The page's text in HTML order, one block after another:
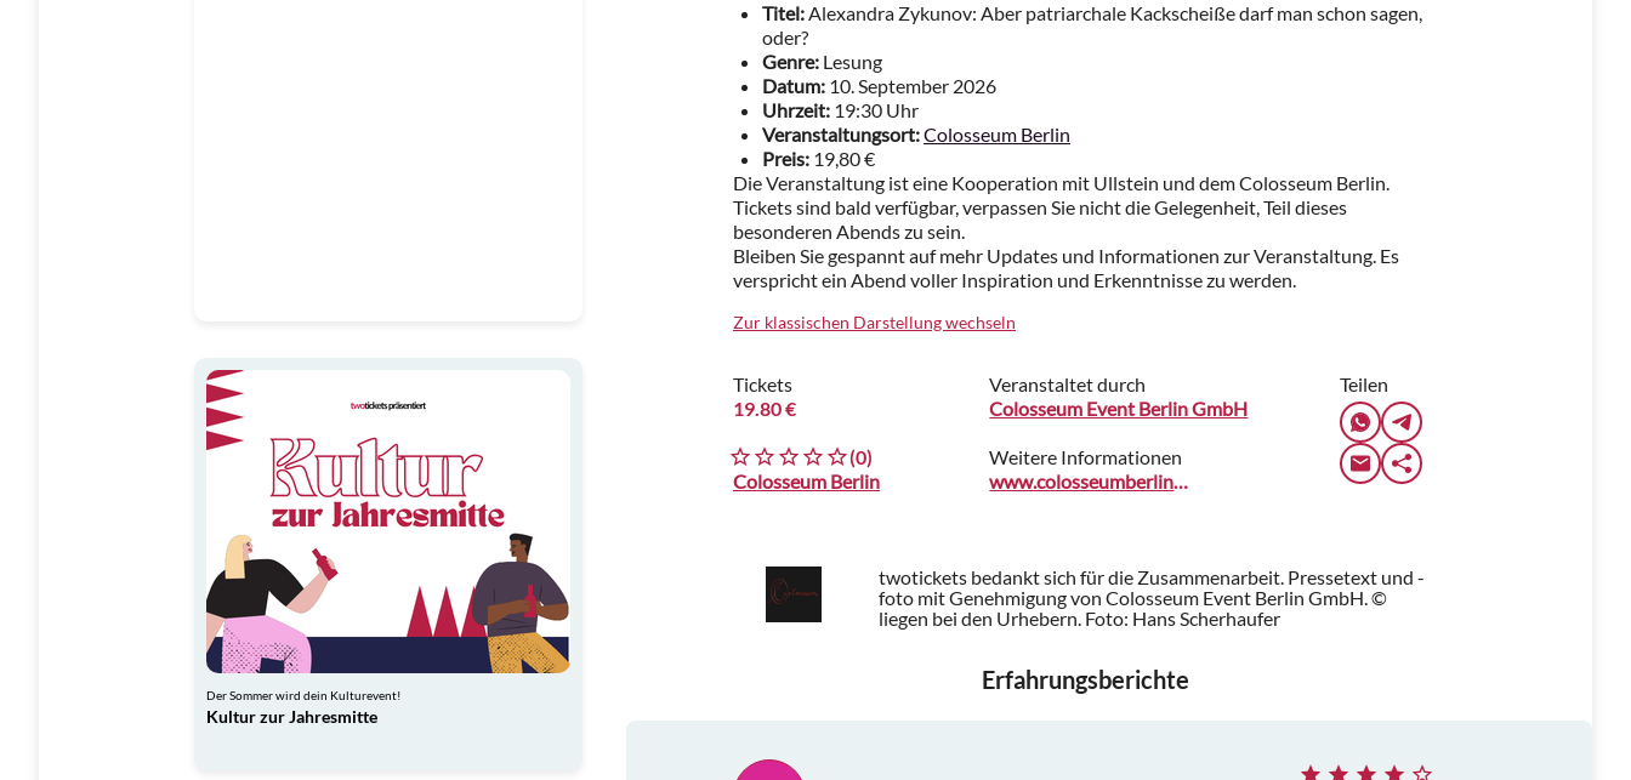
Der Sommer wird dein Kulturevent!
Kultur zur Jahresmitte
Titel:Alexandra Zykunov: Aber patriarchale Kackscheiße darf man schon sagen,
oder?
Genre: Lesung
Datum: 10. September 2026
Uhrzeit: 19:30 Uhr
Veranstaltungsort:Colosseum Berlin
Preis: 19,80 €
Die Veranstaltung ist eine Kooperation mit Ullstein und dem Colosseum Berlin.
Tickets sind bald verfügbar, verpassen Sie nicht die Gelegenheit, Teil dieses
besonderen Abends zu sein.
Bleiben Sie gespannt auf mehr Updates und Informationen zur Veranstaltung. Es
verspricht ein Abend voller Inspiration und Erkenntnisse zu werden.
Zur klassischen Darstellung wechseln
Tickets
19.80 €
(0)
Colosseum Berlin
Veranstaltet durch
Colosseum Event Berlin GmbH
Weitere Informationen
www.colosseumberlin.com
Teilen
twotickets bedankt sich für die Zusammenarbeit. Pressetext und -
foto mit Genehmigung von Colosseum Event Berlin GmbH. ©
liegen bei den Urhebern. Foto: Hans Scherhaufer
Erfahrungsberichte